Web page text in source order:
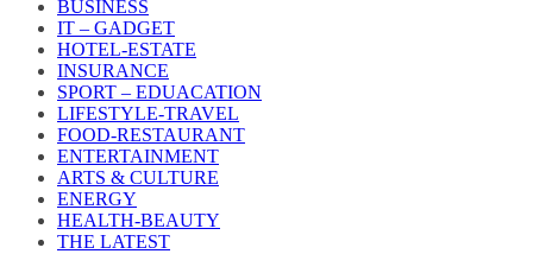
BUSINESS
IT – GADGET
HOTEL-ESTATE
INSURANCE
SPORT – EDUACATION
LIFESTYLE​-TRAVEL​
FOOD-RESTAURANT
ENTERTAINMENT
ARTS & CULTURE
ENERGY
HEALTH​-BEAUTY
THE LATEST